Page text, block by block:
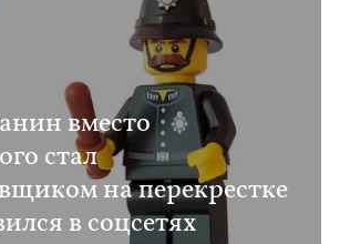
вместо
стал
на перекрестке
в соцсетях